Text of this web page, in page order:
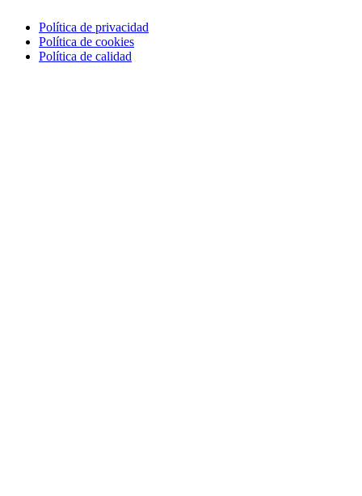
Política de privacidad
Política de cookies
Política de calidad